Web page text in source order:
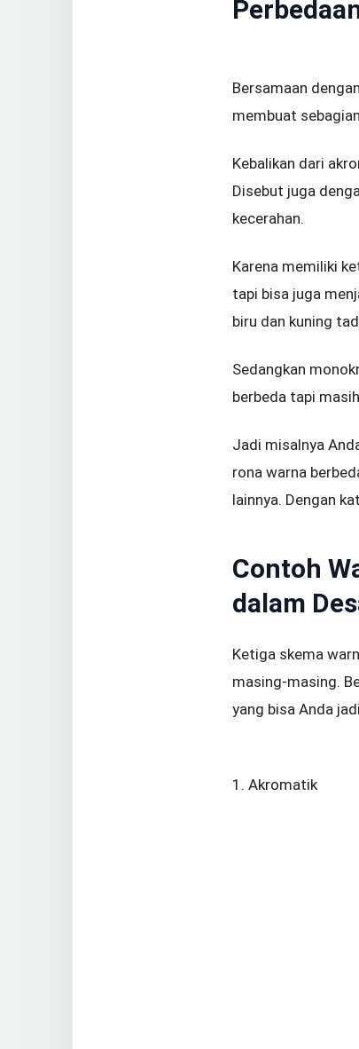
Bersamaan
membuat
Kebalikan dari
Disebut juga
kecerahan.
Karena memiliki
tapi bisa juga
biru dan kuning
Sedangkan
berbeda tapi
Jadi misalnya
rona warna
lainnya. Dengan
Contoh
dalam
Ketiga skema
masing-masing.
yang bisa Anda
1. Akromatik